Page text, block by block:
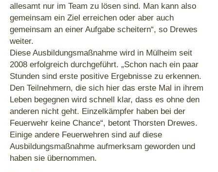
allesamt nur im Team zu lösen sind. Man kann also
gemeinsam ein Ziel erreichen oder aber auch
gemeinsam an einer Aufgabe scheitern“, so Drewes
weiter.
Diese Ausbildungsmaßnahme wird in Mülheim seit
2008 erfolgreich durchgeführt. „Schon nach ein paar
Stunden sind erste positive Ergebnisse zu erkennen.
Den Teilnehmern, die sich hier das erste Mal in ihrem
Leben begegnen wird schnell klar, dass es ohne den
anderen nicht geht. Einzelkämpfer haben bei der
Feuerwehr keine Chance“, betont Thorsten Drewes.
Einige andere Feuerwehren sind auf diese
Ausbildungsmaßnahme aufmerksam geworden und
haben sie übernommen.